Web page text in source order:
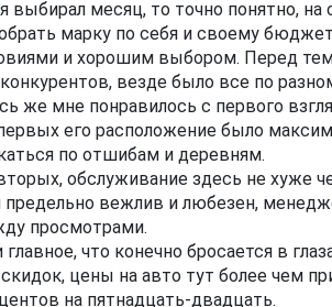
выбирал месяц, то точно понятно,
марку по себя и своему
и хорошим выбором. Перед тем
везде было все по
же мне понравилось с первого
его расположение было
по отшибам и деревням.
обслуживание здесь не хуже
вежлив и любезен,
просмотрами.
главное, что конечно бросается в
цены на авто тут более чем
на пятнадцать-двадцать.